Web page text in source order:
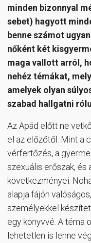
minden bizonnyal
sebet) hagyott
benne számot
nőként két
maga vallott arról,
nehéz témákat,
amelyek olyan
szabad hallgatni
Az Apád előtt ne
el az előzőtől. Mint a
vérfertőzés, a
szexuális erőszak, és
következményei.
alapja fájón
személyekkel
egy könyvvé. A téma
lehetetlen is lenne